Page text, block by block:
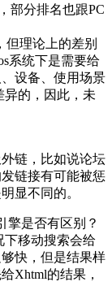
部分排名也跟PC
但理论上的差别
系统下是需要给
设备、使用场景
异的，因此，未
链，比如说论坛
链接有可能被惩
显不同的。
擎是否有区别？
下移动搜索会给
快，但是结果样
Xhtml的结果，